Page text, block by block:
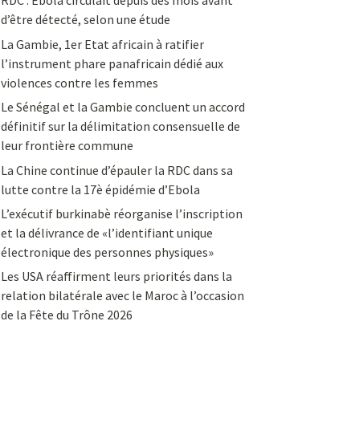
d’être détecté, selon une étude
La Gambie, 1er Etat africain à ratifier
l’instrument phare panafricain dédié aux
violences contre les femmes
Le Sénégal et la Gambie concluent un accord
définitif sur la délimitation consensuelle de
leur frontière commune
La Chine continue d’épauler la RDC dans sa
lutte contre la 17è épidémie d’Ebola
L’exécutif burkinabè réorganise l’inscription
et la délivrance de «l’identifiant unique
électronique des personnes physiques»
Les USA réaffirment leurs priorités dans la
relation bilatérale avec le Maroc à l’occasion
de la Fête du Trône 2026